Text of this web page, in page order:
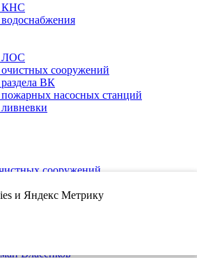
КНС
ЛОС
сооружений
ВК
насосных станций
сооружений
2026
Власенков
и Яндекс Метрику